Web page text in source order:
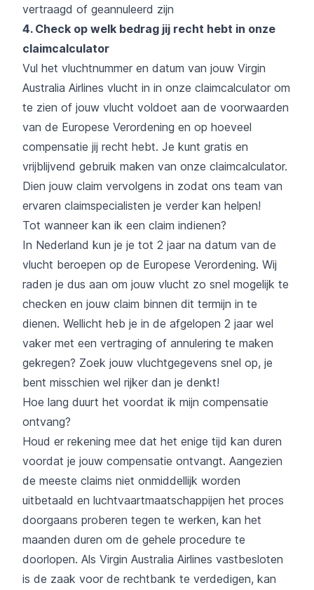
vertraagd of geannuleerd zijn
4. Check op welk bedrag jij recht hebt in onze
claimcalculator
Vul het vluchtnummer en datum van jouw Virgin
Australia Airlines vlucht in in onze claimcalculator om
te zien of jouw vlucht voldoet aan de voorwaarden
van de Europese Verordening en op hoeveel
compensatie jij recht hebt. Je kunt gratis en
vrijblijvend gebruik maken van onze claimcalculator.
Dien jouw claim vervolgens in zodat ons team van
ervaren claimspecialisten je verder kan helpen!
Tot wanneer kan ik een claim indienen?
In Nederland kun je je tot 2 jaar na datum van de
vlucht beroepen op de Europese Verordening. Wij
raden je dus aan om jouw vlucht zo snel mogelijk te
checken en jouw claim binnen dit termijn in te
dienen. Wellicht heb je in de afgelopen 2 jaar wel
vaker met een vertraging of annulering te maken
gekregen? Zoek jouw vluchtgegevens snel op, je
bent misschien wel rijker dan je denkt!
Hoe lang duurt het voordat ik mijn compensatie
ontvang?
Houd er rekening mee dat het enige tijd kan duren
voordat je jouw compensatie ontvangt. Aangezien
de meeste claims niet onmiddellijk worden
uitbetaald en luchtvaartmaatschappijen het proces
doorgaans proberen tegen te werken, kan het
maanden duren om de gehele procedure te
doorlopen. Als Virgin Australia Airlines vastbesloten
is de zaak voor de rechtbank te verdedigen, kan